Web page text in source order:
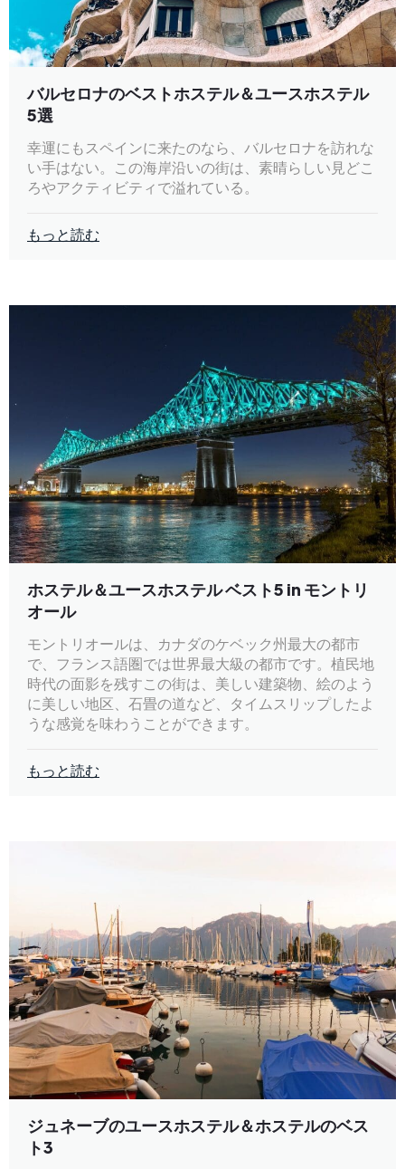
バルセロナのベストホステル＆ユースホステル
5選
幸運にもスペインに来たのなら、バルセロナを訪れな
い手はない。この海岸沿いの街は、素晴らしい見どこ
ろやアクティビティで溢れている。
もっと読む
ホステル＆ユースホステル ベスト5 in モントリ
オール
モントリオールは、カナダのケベック州最大の都市
で、フランス語圏では世界最大級の都市です。植民地
時代の面影を残すこの街は、美しい建築物、絵のよう
に美しい地区、石畳の道など、タイムスリップしたよ
うな感覚を味わうことができます。
もっと読む
ジュネーブのユースホステル＆ホステルのベス
ト3